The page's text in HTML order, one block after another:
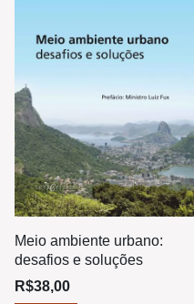
Meio ambiente urbano:
desafios e soluções
R$38,00